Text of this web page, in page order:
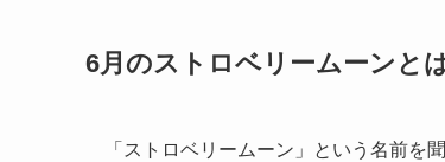
6月のストロベリームーンと
「ストロベリームーン」という名前を